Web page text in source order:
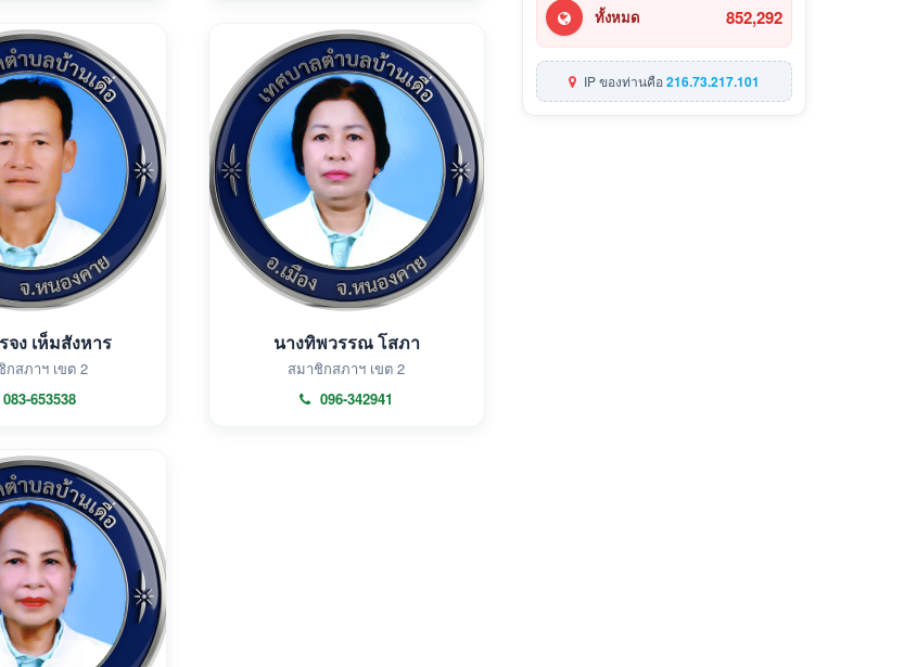
จง เห็มสังหาร
กสภาฯ เขต 2
083-653538
นางทิพวรรณ โสภา
สมาชิกสภาฯ เขต 2
096-342941
ทั้งหมด 852,292
IP ของท่านคือ216.73.217.101